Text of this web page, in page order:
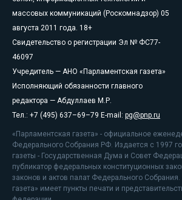
массовых коммуникаций (Роскомнадзор) 05
августа 2011 года. 18+
Свидетельство о регистрации Эл № ФС77-
46097
Учредитель — АНО «Парламентская газета»
Исполняющий обязанности главного
редактора — Абдуллаев М.Р.
Тел.: +7 (495) 637–69–79 E-mail: pg@pnp.ru
«Парламентская газета» - официальное
Федерального Собрания РФ. Издается с 1997
газеты - Государственная Дума и Совет
публикатор федеральных конституционных
законов и актов палат Федерального
газета» имеет пункты печати и